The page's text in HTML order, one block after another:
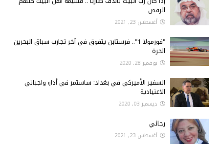
الرقص
أغسطس 23, 2021
"فورمولا 1".. فرستابن يتفوق في آخر تجارب سباق البحرين
الحرة
نوفمبر 28, 2020
السفير الأميركي في بغداد: ساستمر في أداءِ واجباتي
الاعتيادية
ديسمبر 03, 2020
رجائي
أغسطس 23, 2021